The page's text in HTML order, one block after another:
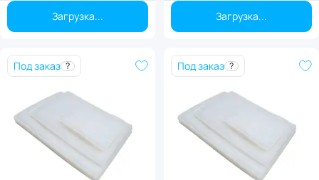
Загрузка... Загрузка...
Под заказ ? Под заказ ?